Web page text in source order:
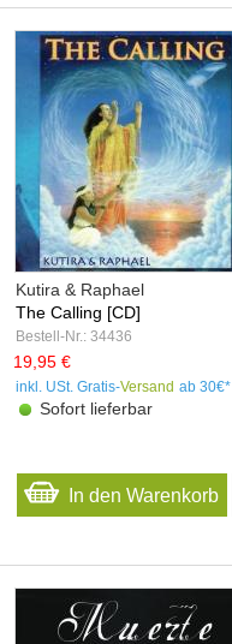
Kutira & Raphael
The Calling [CD]
Bestell-Nr.: 34436
19,95 €
inkl. USt. Gratis-Versand ab 30€*
Sofort lieferbar
In den Warenkorb